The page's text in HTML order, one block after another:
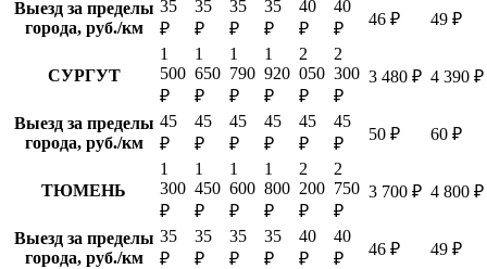
Выезд за пределы
города, руб./км
35
₽
35
₽
35
₽
35
₽
40
₽
40
₽
46 ₽ 49 ₽
СУРГУТ
1
500
₽
1
650
₽
1
790
₽
1
920
₽
2
050
₽
2
300
₽
3 480 ₽ 4 390 ₽
Выезд за пределы
города, руб./км
45
₽
45
₽
45
₽
45
₽
45
₽
45
₽
50 ₽ 60 ₽
ТЮМЕНЬ
1
300
₽
1
450
₽
1
600
₽
1
800
₽
2
200
₽
2
750
₽
3 700 ₽ 4 800 ₽
Выезд за пределы
города, руб./км
35
₽
35
₽
35
₽
35
₽
40
₽
40
₽
46 ₽
49 ₽